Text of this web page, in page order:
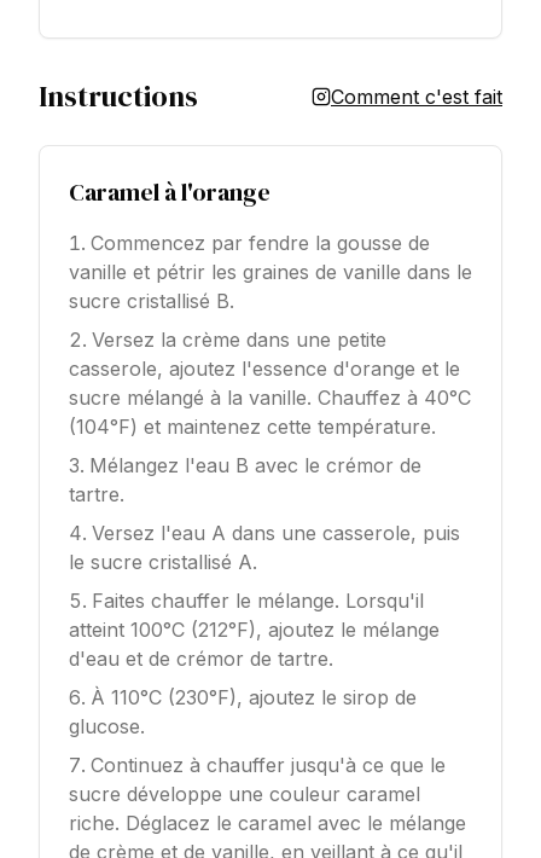
Instructions Comment c'est fait
Caramel à l'orange
Commencez par fendre la gousse de
vanille et pétrir les graines de vanille dans le
sucre cristallisé B.
Versez la crème dans une petite
casserole, ajoutez l'essence d'orange et le
sucre mélangé à la vanille. Chauffez à 40°C
(104°F) et maintenez cette température.
Mélangez l'eau B avec le crémor de
tartre.
Versez l'eau A dans une casserole, puis
le sucre cristallisé A.
Faites chauffer le mélange. Lorsqu'il
atteint 100°C (212°F), ajoutez le mélange
d'eau et de crémor de tartre.
À 110°C (230°F), ajoutez le sirop de
glucose.
Continuez à chauffer jusqu'à ce que le
sucre développe une couleur caramel
riche. Déglacez le caramel avec le mélange
de crème et de vanille, en veillant à ce qu'il